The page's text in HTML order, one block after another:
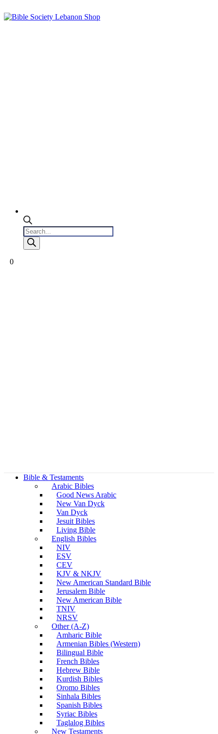
Products
search
0
Bible & Testaments
Arabic Bibles
Good News Arabic
New Van Dyck
Van Dyck
Jesuit Bibles
Living Bible
English Bibles
NIV
ESV
CEV
KJV & NKJV
New American Standard Bible
Jerusalem Bible
New American Bible
TNIV
NRSV
Other (A-Z)
Amharic Bible
Armenian Bibles (Western)
Bilingual Bible
French Bibles
Hebrew Bible
Kurdish Bibles
Oromo Bibles
Sinhala Bibles
Spanish Bibles
Syriac Bibles
Taglalog Bibles
New Testaments